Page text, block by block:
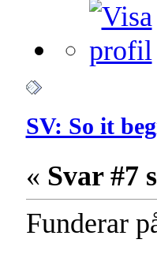
SV: So it
« Svar #7
Funderar